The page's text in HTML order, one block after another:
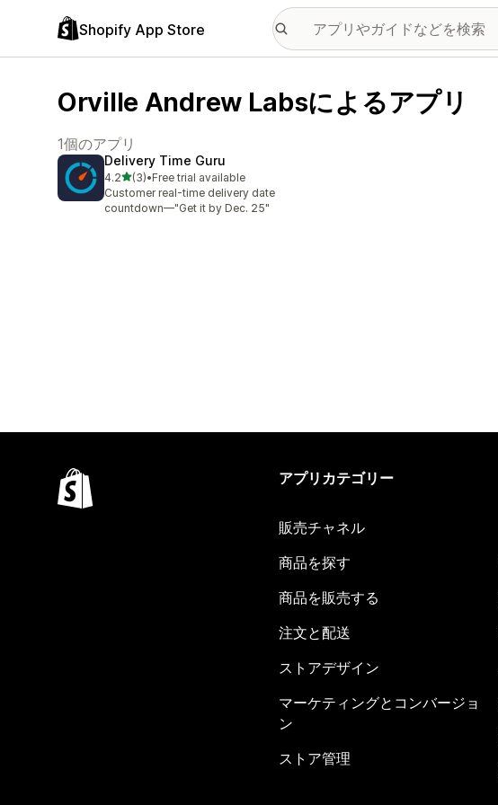
Shopify App Store
Orville Andrew Labsによるアプリ
1個のアプリ
Delivery Time Guru
4.25つ星中
(3)
合計レビュー数：3件
•Free trial available
Customer real-time delivery date
countdown—"Get it by Dec. 25"
アプリカテゴリー
販売チャネル
商品を探す
商品を販売する
注文と配送
ストアデザイン
マーケティングとコンバージョ
ン
ストア管理